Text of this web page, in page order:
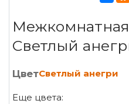
Светлый
ЦветСветлый анегри
Еще цвета: